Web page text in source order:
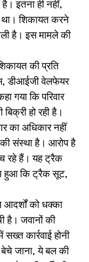
इतना ही नहीं,
था। शिकायत करने
है। इस मामले की
की प्रति
डीआईजी वेलफेयर
गया कि परिवार
हो रही है।
का अधिकार नहीं
संस्था है। आरोप है
रहे हैं। यह ट्रैक
हुआ कि ट्रैक सूट,
को धक्का
है। जवानों की
कार्रवाई होनी
जाना, ये बल की